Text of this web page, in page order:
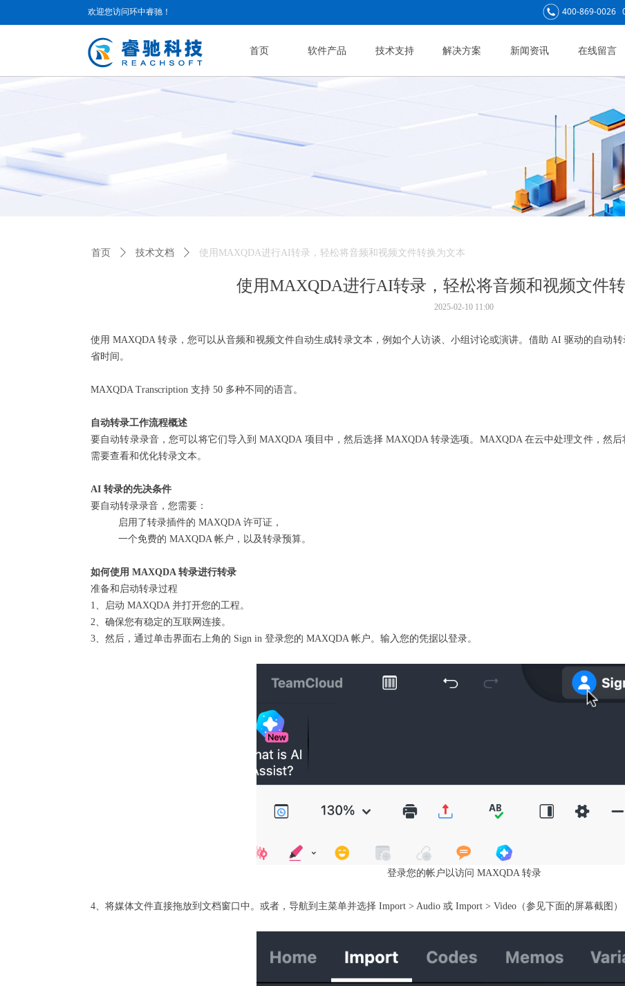
首页 软件产品 技术支持 解决方案 新闻资讯 在线留言
欢迎您访问环中睿驰！ 400-869-0026
使用MAXQDA进行AI转录，轻松将音频和视频文件
使用 MAXQDA 转录，您可以从音频和视频文件自动生成转录文本，例如个人访谈、小组讨论或演讲。借助 AI 驱动的自动
省时间。
MAXQDA Transcription 支持 50 多种不同的语言。
自动转录工作流程概述
要自动转录录音，您可以将它们导入到 MAXQDA 项目中，然后选择 MAXQDA 转录选项。MAXQDA 在云中处理文件，然
需要查看和优化转录文本。
AI 转录的先决条件
要自动转录录音，您需要：
启用了转录插件的 MAXQDA 许可证，
一个免费的 MAXQDA 帐户，以及转录预算。
如何使用 MAXQDA 转录进行转录
准备和启动转录过程
1、启动 MAXQDA 并打开您的工程。
2、确保您有稳定的互联网连接。
3、然后，通过单击界面右上角的 Sign in 登录您的 MAXQDA 帐户。输入您的凭据以登录。
登录您的帐户以访问 MAXQDA 转录
4、将媒体文件直接拖放到文档窗口中。或者，导航到主菜单并选择 Import > Audio 或 Import > Video（参见下面的屏幕截图
2025-02-10 11:00
首页 ꄲ 技术文档 ꄲ 使用MAXQDA进行AI转录，轻松将音频和视频文件转换为文本